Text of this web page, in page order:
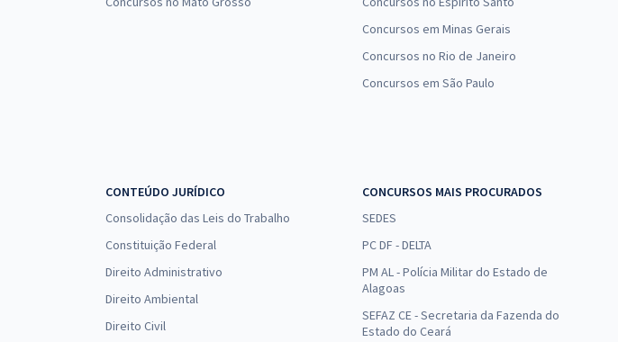
Concursos em Minas Gerais
Concursos no Rio de Janeiro
Concursos em São Paulo
CONTEÚDO JURÍDICO
Consolidação das Leis do Trabalho
Constituição Federal
Direito Administrativo
Direito Ambiental
Direito Civil
CONCURSOS MAIS PROCURADOS
SEDES
PC DF - DELTA
PM AL - Polícia Militar do Estado de
Alagoas
SEFAZ CE - Secretaria da Fazenda do
Estado do Ceará